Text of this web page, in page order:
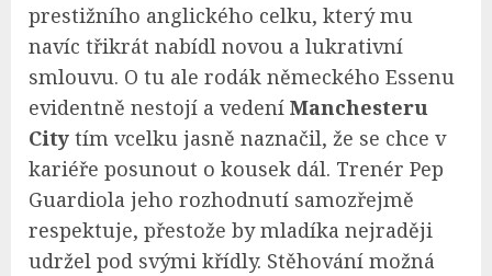
prestižního anglického celku, který mu
navíc třikrát nabídl novou a lukrativní
smlouvu. O tu ale rodák německého Essenu
evidentně nestojí a vedení Manchesteru
City tím vcelku jasně naznačil, že se chce v
kariéře posunout o kousek dál. Trenér Pep
Guardiola jeho rozhodnutí samozřejmě
respektuje, přestože by mladíka nejraději
udržel pod svými křídly. Stěhování možná